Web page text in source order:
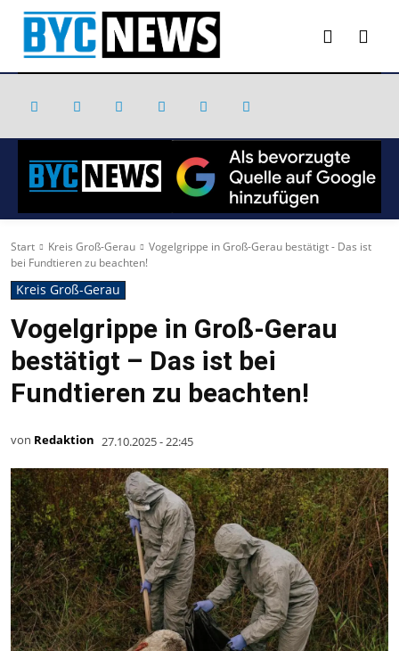
Start Kreis Groß-Gerau
Vogelgrippe in Groß-Gerau bestätigt - Das ist
bei Fundtieren zu beachten!
Kreis Groß-Gerau
Vogelgrippe in Groß-Gerau
bestätigt – Das ist bei
Fundtieren zu beachten!
von Redaktion 27.10.2025 - 22:45